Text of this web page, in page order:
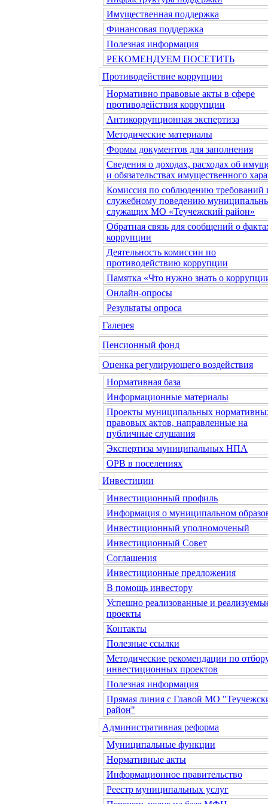
Имущественная поддержка
Финансовая поддержка
Полезная информация
РЕКОМЕНДУЕМ ПОСЕТИТЬ
Противодействие коррупции
Нормативно правовые акты в сфере
противодействия коррупции
Антикоррупционная экспертиза
Методические материалы
Формы документов для заполнения
Сведения о доходах, расходах об
и обязательствах имущественного
Комиссия по соблюдению требований
служебному поведению
служащих МО «Теучежский район»
Обратная связь для сообщений о
коррупции
Деятельность комиссии по
противодействию коррупции
Памятка «Что нужно знать о
Онлайн-опросы
Результаты опроса
Галерея
Пенсионный фонд
Оценка регулирующего воздействия
Нормативная база
Информационные материалы
Проекты муниципальных
правовых актов, направленные на
публичные слушания
Экспертиза муниципальных НПА
ОРВ в поселениях
Инвестиции
Инвестиционный профиль
Информация о муниципальном
Инвестиционный уполномоченый
Инвестиционный Совет
Соглашения
Инвестиционные предложения
В помощь инвестору
Успешно реализованные и
проекты
Контакты
Полезные ссылки
Методические рекомендации по
инвестиционных проектов
Полезная информация
Прямая линия с Главой МО
район"
Административная реформа
Муниципальные функции
Нормативные акты
Информационное правительство
Реестр муниципальных услуг